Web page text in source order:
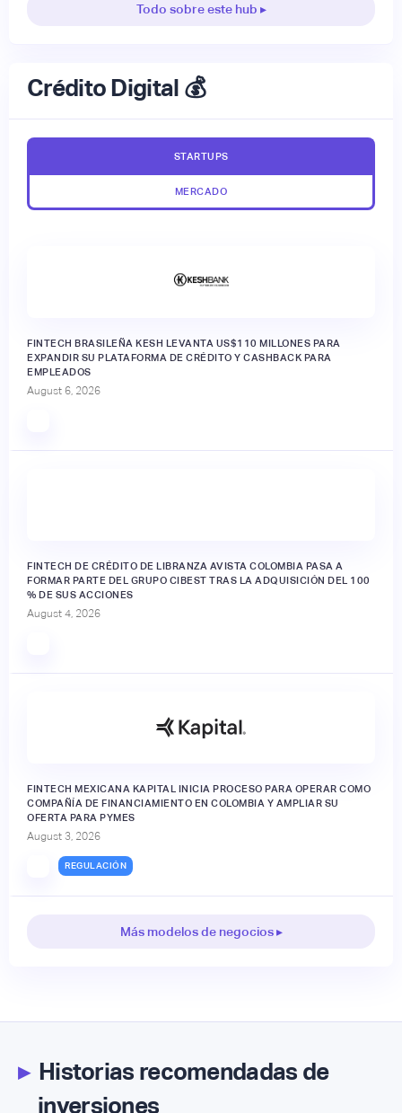
Todo sobre este hub ▸
Crédito Digital 💰
STARTUPS
MERCADO
FINTECH BRASILEÑA KESH LEVANTA US$110 MILLONES PARA
EXPANDIR SU PLATAFORMA DE CRÉDITO Y CASHBACK PARA
EMPLEADOS
August 6, 2026
FINTECH DE CRÉDITO DE LIBRANZA AVISTA COLOMBIA PASA A
FORMAR PARTE DEL GRUPO CIBEST TRAS LA ADQUISICIÓN DEL 100
% DE SUS ACCIONES
August 4, 2026
FINTECH MEXICANA KAPITAL INICIA PROCESO PARA OPERAR COMO
COMPAÑÍA DE FINANCIAMIENTO EN COLOMBIA Y AMPLIAR SU
OFERTA PARA PYMES
August 3, 2026
REGULACIÓN
Más modelos de negocios ▸
▸Historias recomendadas de
inversiones